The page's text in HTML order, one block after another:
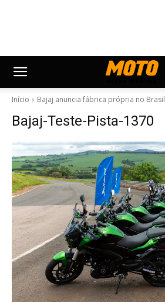
Início Bajaj anuncia fábrica própria no Brasil
Bajaj-Teste-Pista-1370